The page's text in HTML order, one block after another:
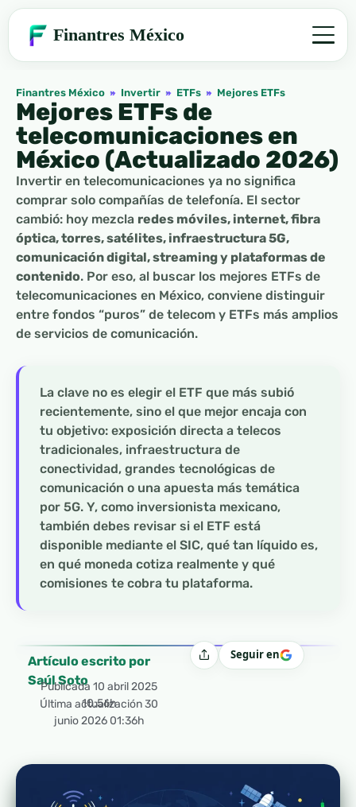
Finantres México
Finantres México » Invertir » ETFs » Mejores ETFs
Mejores ETFs de
telecomunicaciones en
México (Actualizado 2026)
Invertir en telecomunicaciones ya no significa
comprar solo compañías de telefonía. El sector
cambió: hoy mezcla redes móviles, internet, fibra
óptica, torres, satélites, infraestructura 5G,
comunicación digital, streaming y plataformas de
contenido. Por eso, al buscar los mejores ETFs de
telecomunicaciones en México, conviene distinguir
entre fondos “puros” de telecom y ETFs más amplios
de servicios de comunicación.
La clave no es elegir el ETF que más subió
recientemente, sino el que mejor encaja con
tu objetivo: exposición directa a telecos
tradicionales, infraestructura de
conectividad, grandes tecnológicas de
comunicación o una apuesta más temática
por 5G. Y, como inversionista mexicano,
también debes revisar si el ETF está
disponible mediante el SIC, qué tan líquido es,
en qué moneda cotiza realmente y qué
comisiones te cobra tu plataforma.
Artículo escrito por
Saúl Soto
Publicada 10 abril 2025
10:56h
Última actualización 30
junio 2026 01:36h
CompartirSeguir en